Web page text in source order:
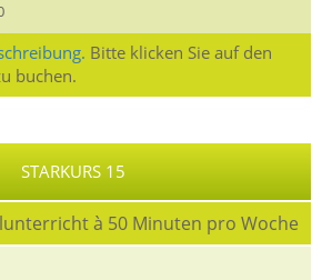
Bitte klicken Sie auf den
buchen.
STARKURS 15
à 50 Minuten pro Woche